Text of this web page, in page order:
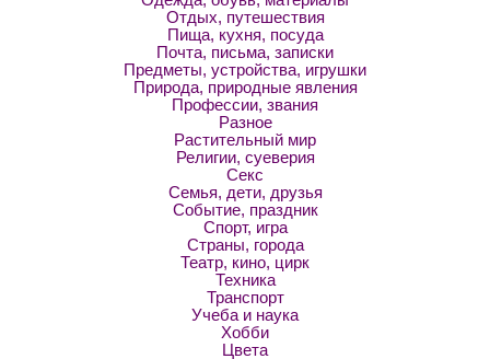
Отдых, путешествия
Пища, кухня, посуда
Почта, письма, записки
Предметы, устройства, игрушки
Природа, природные явления
Профессии, звания
Разное
Растительный мир
Религии, суеверия
Секс
Семья, дети, друзья
Событие, праздник
Спорт, игра
Страны, города
Театр, кино, цирк
Техника
Транспорт
Учеба и наука
Хобби
Цвета